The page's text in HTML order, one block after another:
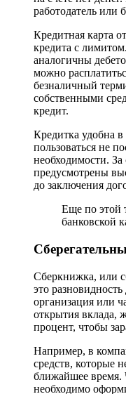
работодатель или
Кредитная карта
кредита с
аналогичны
можно
безналичный
собственными
кредит.
Кредитка удобна
пользоваться не
необходимости.
предусмотрены
до заключения
Еще по этой
банковской
Сберкнижка, или
это
организация или
открытия вклада,
процент, чтобы
Например, в
средств, которые
ближайшее время.
необходимо